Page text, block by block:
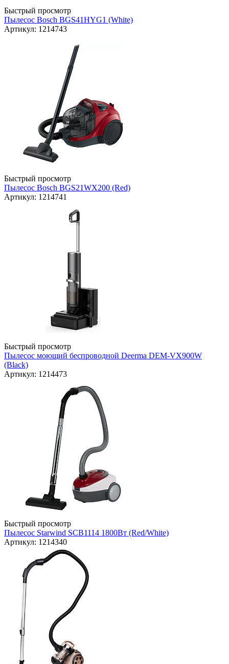
Быстрый просмотр
Пылесос Bosch BGS41HYG1 (White)
Артикул: 1214743
Быстрый просмотр
Пылесос Bosch BGS21WX200 (Red)
Артикул: 1214741
Быстрый просмотр
Пылесос моющий беспроводной Deerma DEM-VX900W
(Black)
Артикул: 1214473
Быстрый просмотр
Пылесос Starwind SCB1114 1800Вт (Red/White)
Артикул: 1214340